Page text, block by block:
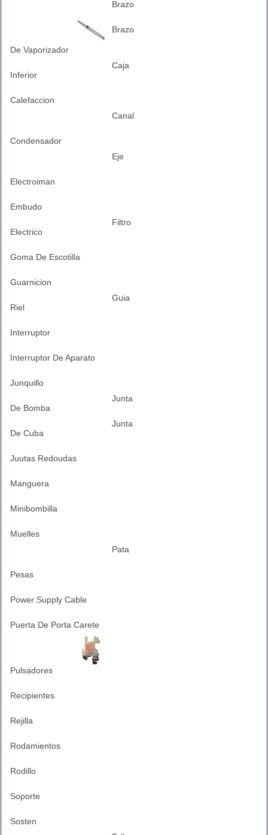
Brazo
Brazo
De Vaporizador
Caja
Inferior
Calefaccion
Canal
Condensador
Eje
Electroiman
Embudo
Filtro
Electrico
Goma De Escotilla
Guarnicion
Guia
Riel
Interruptor
Interruptor De Aparato
Junquillo
Junta
De Bomba
Junta
De Cuba
Juutas Redoudas
Manguera
Minibombilla
Muelles
Pata
Pesas
Power Supply Cable
Puerta De Porta Carete
Pulsadores
Recipientes
Rejilla
Rodamientos
Rodillo
Soporte
Sosten